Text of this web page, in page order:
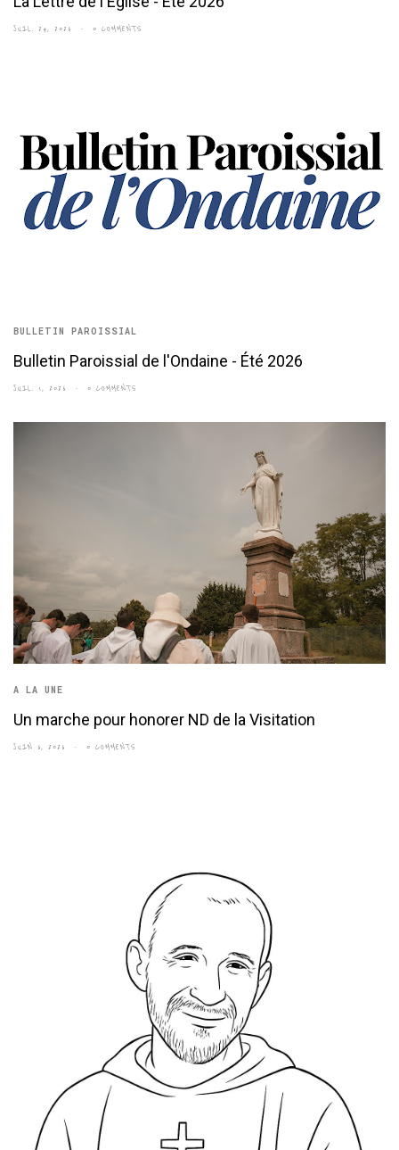
JUIL. 24, 2026 0 COMMENTS
BULLETIN PAROISSIAL
Bulletin Paroissial de l'Ondaine - Été 2026
JUIL. 1, 2026 0 COMMENTS
A LA UNE
Un marche pour honorer ND de la Visitation
JUIN 6, 2026 0 COMMENTS